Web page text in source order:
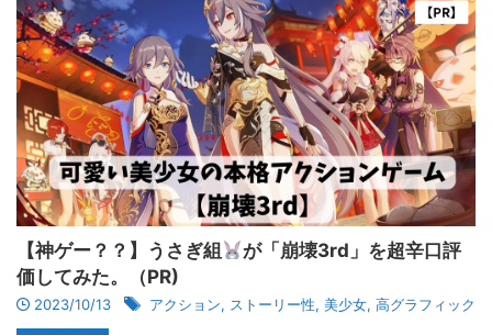
【神ゲー？？】うさぎ組
が「崩壊3rd」を超辛口評
価してみた。（PR)
2023/10/13 アクション, ストーリー性, 美少女, 高グラフィック